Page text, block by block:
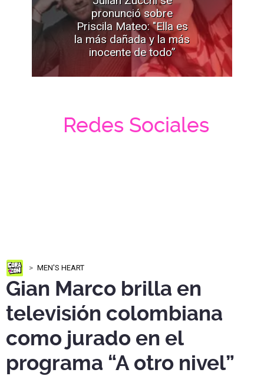
pronunció sobre
Priscila Mateo: "Ella es
la más dañada y la más
inocente de todo”
Redes Sociales
MEN'S HEART
Gian Marco brilla en
televisión colombiana
como jurado en el
programa “A otro nivel”